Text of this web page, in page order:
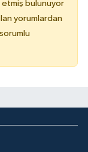
etmiş bulunuyor
yorumlardan